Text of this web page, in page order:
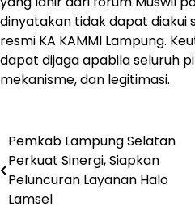
dinyatakan tidak dapat diakui
resmi KA KAMMI Lampung.
dapat dijaga apabila seluruh
mekanisme, dan legitimasi.
Navigasi
pos
Pemkab Lampung Selatan
Perkuat Sinergi, Siapkan
Peluncuran Layanan Halo
Lamsel